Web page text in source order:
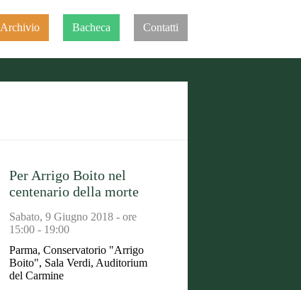
Archivio Bacheca Contatti
Per Arrigo Boito nel
centenario della morte
Sabato, 9 Giugno 2018 - ore
15:00 - 19:00
Parma, Conservatorio "Arrigo
Boito", Sala Verdi, Auditorium
del Carmine